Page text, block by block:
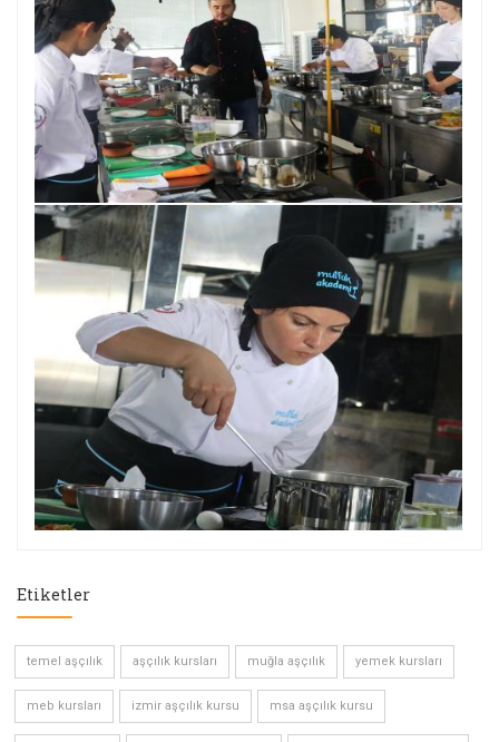
Etiketler
temel aşçılık aşçılık kursları muğla aşçılık yemek kursları
meb kursları izmir aşçılık kursu msa aşçılık kursu